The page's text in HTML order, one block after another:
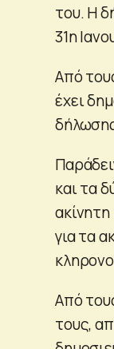
του. Η
31η
Από
έχει
και τα
για τα
Από
τους,